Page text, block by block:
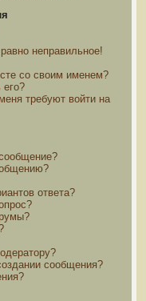
неправильное!
со своим именем?
его?
требуют войти на
ответа?
сообщения?